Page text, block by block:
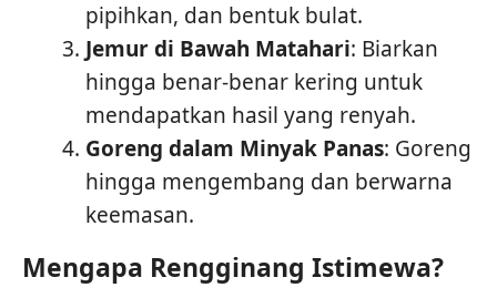
pipihkan, dan bentuk bulat.
Jemur di Bawah Matahari: Biarkan
hingga benar-benar kering untuk
mendapatkan hasil yang renyah.
Goreng dalam Minyak Panas: Goreng
hingga mengembang dan berwarna
keemasan.
Mengapa Rengginang Istimewa?